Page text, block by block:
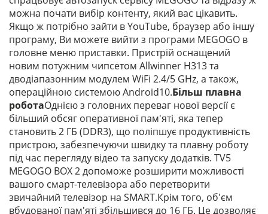
можна почати вибір контенту, який вас цікавить.
Якщо ж потрібно зайти в YouTube, браузер або іншу
програму, Ви можете вийти з програми MEGOGO в
головне меню приставки. Пристрій оснащений
новим потужним чипсетом Allwinner H313 та
дводіапазонним модулем WiFi 2.4/5 GHz, а також,
операційною системою Android10.Більш плавна
роботаОднією з головних переваг нової версії є
більший обсяг оперативної пам'яті, яка тепер
становить 2 ГБ (DDR3), що поліпшує продуктивність
пристрою, забезпечуючи швидку та плавну роботу
під час перегляду відео та запуску додатків. TV5
MEGOGO BOX 2 допоможе розширити можливості
вашого смарт-телевізора або перетворити
звичайний телевізор на SMART.Крім того, об'єм
вбудованої пам'яті збільшився до 16 ГБ. Це дозволяє